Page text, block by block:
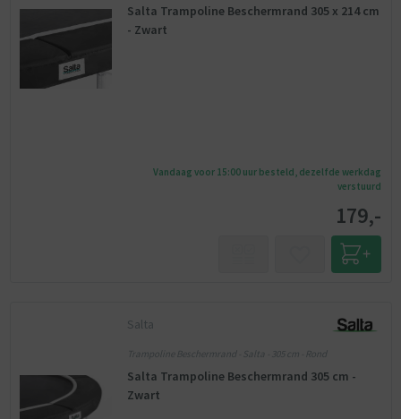
Salta Trampoline Beschermrand 305 x 214 cm
- Zwart
Vandaag voor 15:00 uur besteld, dezelfde werkdag
verstuurd
179,-
Salta
Trampoline Beschermrand - Salta - 305 cm - Rond
Salta Trampoline Beschermrand 305 cm -
Zwart